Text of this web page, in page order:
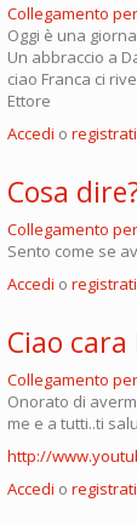
Collegamento
Oggi è una
Un abbraccio a
ciao Franca ci
Ettore
Accedi o registrati
Cosa
Collegamento
Sento come se
Accedi o registrati
Ciao cara
Collegamento
Onorato di
me e a tutti..ti
http://
Accedi o registrati